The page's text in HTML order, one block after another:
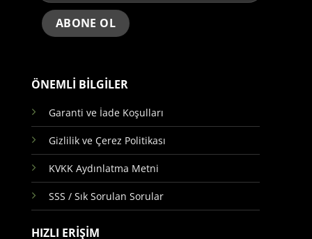
ÖNEMLİ BİLGİLER
Garanti ve İade Koşulları
Gizlilik ve Çerez Politikası
KVKK Aydınlatma Metni
SSS / Sık Sorulan Sorular
HIZLI ERİŞİM